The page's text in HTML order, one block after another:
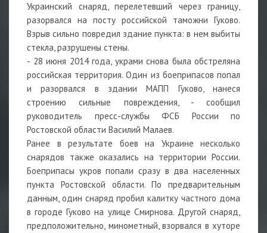
Украинский снаряд, перелетевший через границу,
разорвался на посту российской таможни Гуково.
Взрыв сильно повредил здание пункта: в нем выбиты
стекла, разрушены стены.
- 28 июня 2014 года, украми снова была обстреляна
российская территория. Один из боеприпасов попал
и разорвался в здании МАПП Гуково, нанеся
строению сильные повреждения, - сообщил
руководитель пресс-службы ФСБ России по
Ростовской области Василий Малаев.
Ранее в результате боев на Украине несколько
снарядов также оказались на территории России.
Боеприпасы укров попали сразу в два населенных
пункта Ростовской области. По предварительным
данным, один снаряд пробил калитку частного дома
в городе Гуково на улице Смирнова. Другой снаряд,
предположительно, минометный, взорвался в хуторе